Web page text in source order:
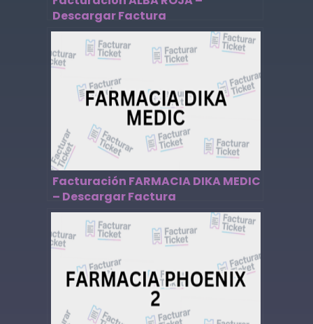
Descargar Factura
Facturación FARMACIA DIKA MEDIC
– Descargar Factura